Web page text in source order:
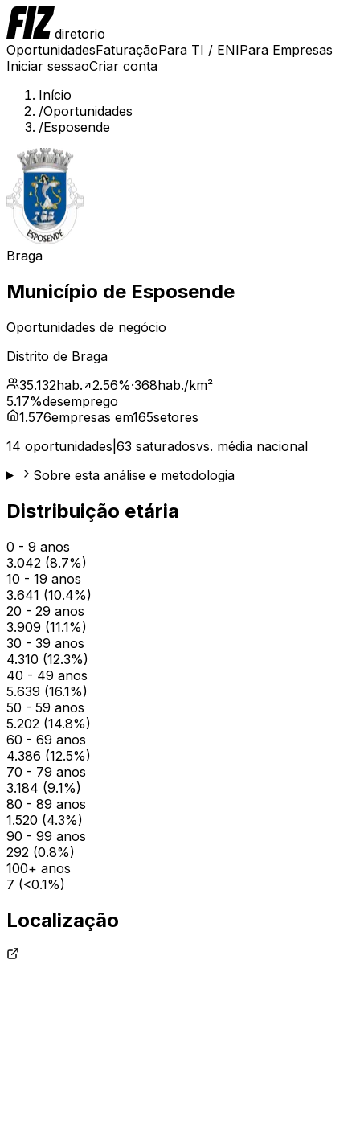
diretorio
OportunidadesFaturaçãoPara TI / ENIPara Empresas
Iniciar sessaoCriar conta
Início
/Oportunidades
/Esposende
Braga
Município de Esposende
Oportunidades de negócio
Distrito de Braga
35.132hab. 2.56%·368hab./km²
5.17%desemprego
1.576empresas em165setores
14 oportunidades 63 saturadosvs. média nacional
Sobre esta análise e metodologia
Distribuição etária
0 - 9 anos
3.042 (8.7%)
10 - 19 anos
3.641 (10.4%)
20 - 29 anos
3.909 (11.1%)
30 - 39 anos
4.310 (12.3%)
40 - 49 anos
5.639 (16.1%)
50 - 59 anos
5.202 (14.8%)
60 - 69 anos
4.386 (12.5%)
70 - 79 anos
3.184 (9.1%)
80 - 89 anos
1.520 (4.3%)
90 - 99 anos
292 (0.8%)
100+ anos
7 (<0.1%)
Localização